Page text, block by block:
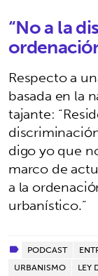
“No a la
Respecto a
basada en la
tajante:
digo yo que
marco de
a la
urbanístico.”
PODCAST
URBANISMO
LEY